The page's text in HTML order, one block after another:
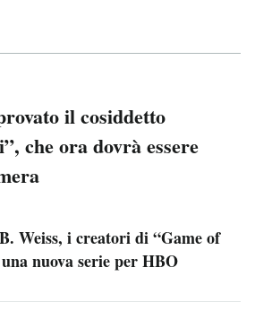
il cosiddetto
che ora dovrà essere
Weiss, i creatori di “Game of
nuova serie per HBO